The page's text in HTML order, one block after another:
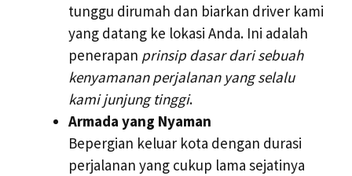
tunggu dirumah dan biarkan driver kami
yang datang ke lokasi Anda. Ini adalah
penerapan prinsip dasar dari sebuah
kenyamanan perjalanan yang selalu
kami junjung tinggi.
Armada yang Nyaman
Bepergian keluar kota dengan durasi
perjalanan yang cukup lama sejatinya